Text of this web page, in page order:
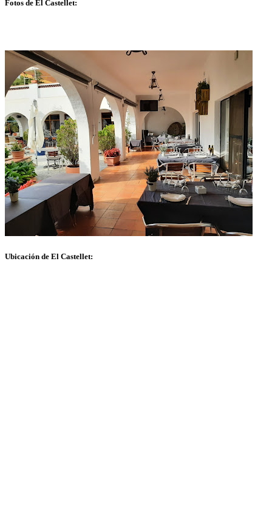
Fotos de El Castellet:
Ubicación de El Castellet: